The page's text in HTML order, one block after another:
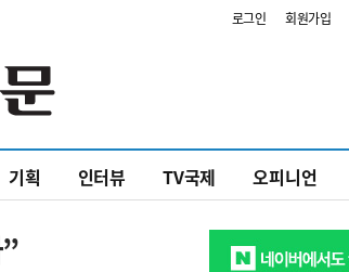
로그인 회원가입
기획 인터뷰 TV국제 오피니언